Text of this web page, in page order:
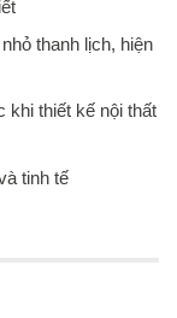
thanh lịch, hiện
khi thiết kế nội thất
tinh tế